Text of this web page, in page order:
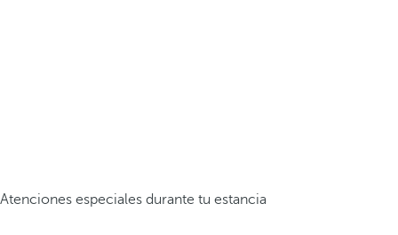
Atenciones especiales durante tu estancia